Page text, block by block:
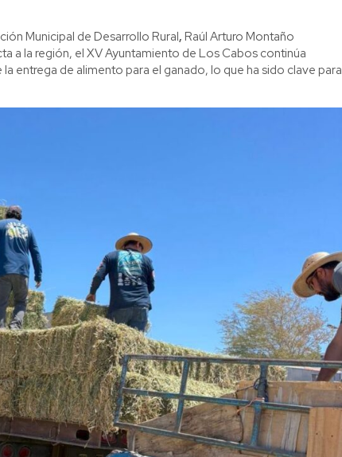
Municipal de Desarrollo Rural, Raúl Arturo Montaño
a la región, el XV Ayuntamiento de Los Cabos continúa
entrega de alimento para el ganado, lo que ha sido clave para